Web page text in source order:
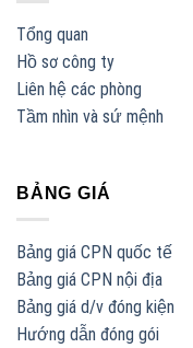
Tổng quan
Hồ sơ công ty
Liên hệ các phòng
Tầm nhìn và sứ mệnh
BẢNG GIÁ
Bảng giá CPN quốc tế
Bảng giá CPN nội địa
Bảng giá d/v đóng kiện
Hướng dẫn đóng gói